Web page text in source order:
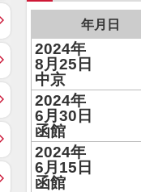
年月日
2024年
8月25日
中京
2024年
6月30日
函館
2024年
6月15日
函館